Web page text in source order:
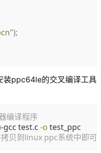
);
装ppc64le的交叉编译工具
编译程序
gcc test.c -o
贝到linux ppc系统中即可